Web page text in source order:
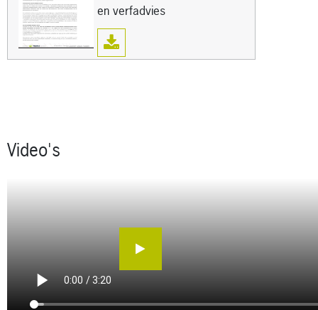
en verfadvies
Video's